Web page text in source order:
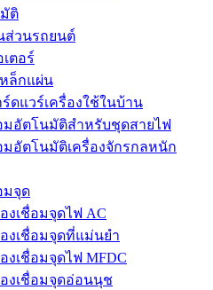
ติ
ส่วนรถยนต์
ตอร์
ล็กแผ่น
ดแวร์เครื่องใช้ในบ้าน
มอัตโนมัติสำหรับชุดสายไฟ
มอัตโนมัติเครื่องจักรกลหนัก
มจุด
งเชื่อมจุดไฟ AC
องเชื่อมจุดที่แม่นยำ
งเชื่อมจุดไฟ MFDC
องเชื่อมจุดอ่อนนุช